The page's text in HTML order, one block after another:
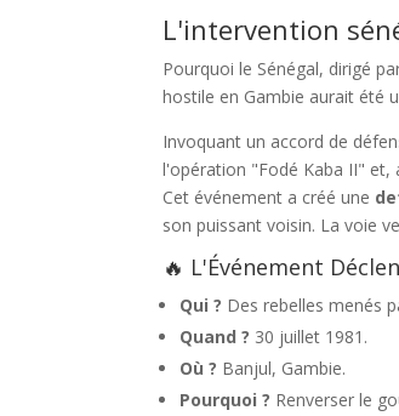
L'intervention
Pourquoi le Sénégal, dirigé
hostile en Gambie aurait été
Invoquant un accord de
l'opération "Fodé Kaba II" et,
Cet événement a créé une
son puissant voisin. La voie
🔥 L'Événement
Qui ? Des rebelles menés
Quand ? 30 juillet 1981.
Où ? Banjul, Gambie.
Pourquoi ? Renverser le